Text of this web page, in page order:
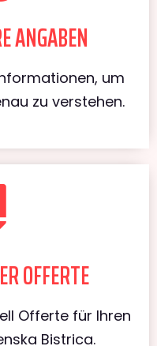
ANGABEN
um
zu verstehen.
OFFERTE
Offerte für Ihren
Bistrica.